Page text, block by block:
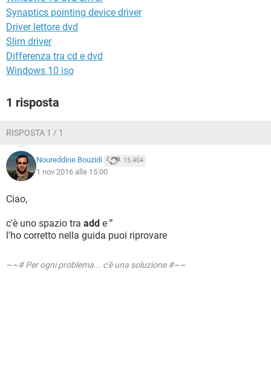
Synaptics pointing device driver
Driver lettore dvd
Slim driver
Differenza tra cd e dvd
Windows 10 iso
1 risposta
RISPOSTA 1 / 1
Noureddine Bouzidi 15.404
1 nov 2016 alle 15:00
Ciao,
c'è uno spazio tra add e "
l'ho corretto nella guida puoi riprovare
~~# Per ogni problema... c'è una soluzione #~~